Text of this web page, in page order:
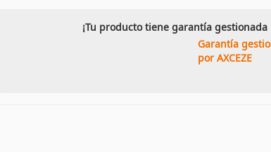
¡Tu producto tiene garantía gestionada
Garantía
por AXCEZE